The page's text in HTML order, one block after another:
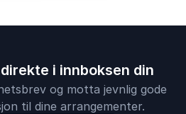
i innboksen din
og motta jevnlig gode
til dine arrangementer.